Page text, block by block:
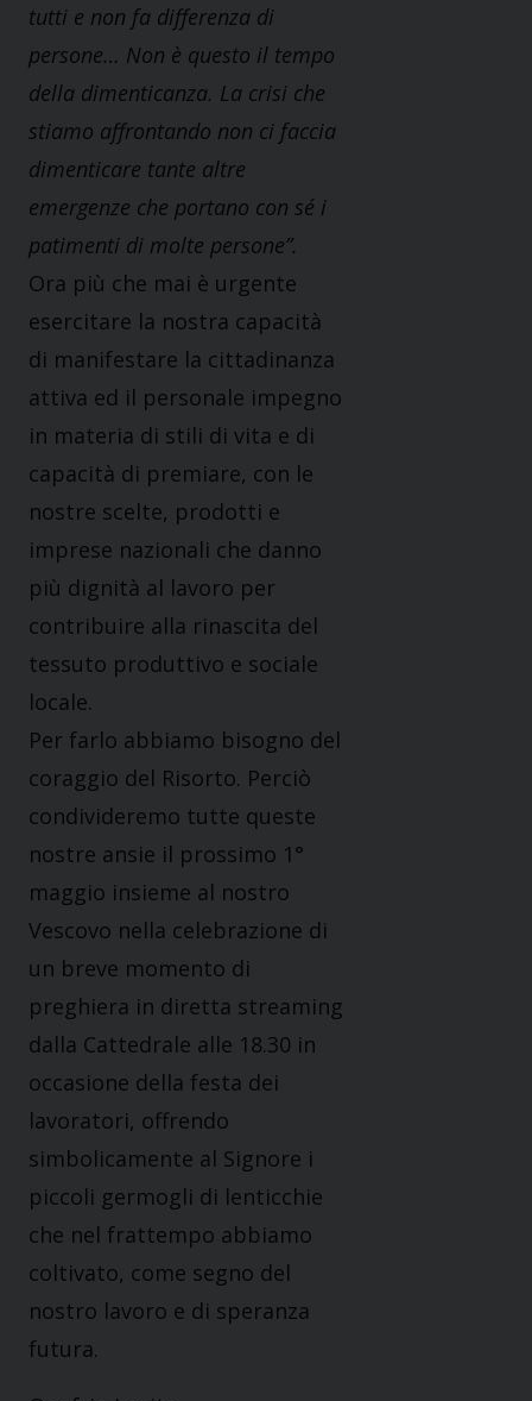
tutti e non fa differenza di
persone… Non è questo il tempo
della dimenticanza. La crisi che
stiamo affrontando non ci faccia
dimenticare tante altre
emergenze che portano con sé i
patimenti di molte persone”.
Ora più che mai è urgente
esercitare la nostra capacità
di manifestare la cittadinanza
attiva ed il personale impegno
in materia di stili di vita e di
capacità di premiare, con le
nostre scelte, prodotti e
imprese nazionali che danno
più dignità al lavoro per
contribuire alla rinascita del
tessuto produttivo e sociale
locale.
Per farlo abbiamo bisogno del
coraggio del Risorto. Perciò
condivideremo tutte queste
nostre ansie il prossimo 1°
maggio insieme al nostro
Vescovo nella celebrazione di
un breve momento di
preghiera in diretta streaming
dalla Cattedrale alle 18.30 in
occasione della festa dei
lavoratori, offrendo
simbolicamente al Signore i
piccoli germogli di lenticchie
che nel frattempo abbiamo
coltivato, come segno del
nostro lavoro e di speranza
futura.